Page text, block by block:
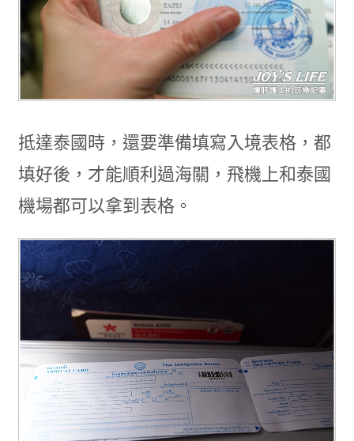
抵達泰國時，還要準備填寫入境表格，都
填好後，才能順利過海關，飛機上和泰國
機場都可以拿到表格。